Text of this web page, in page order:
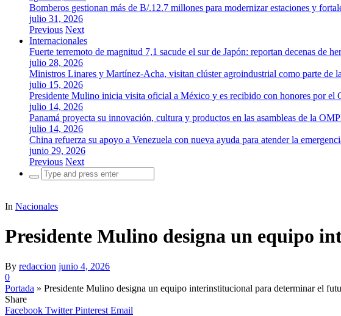
Bomberos gestionan más de B/.12.7 millones para modernizar estaciones y
julio 31, 2026
Previous Next
Internacionales
Fuerte terremoto de magnitud 7,1 sacude el sur de Japón: reportan decenas de
julio 28, 2026
Ministros Linares y Martínez-Acha, visitan clúster agroindustrial como parte de
julio 15, 2026
Presidente Mulino inicia visita oficial a México y es recibido con honores por el
julio 14, 2026
Panamá proyecta su innovación, cultura y productos en las asambleas de la
julio 14, 2026
China refuerza su apoyo a Venezuela con nueva ayuda para atender la
junio 29, 2026
Previous Next
Search
for:
In Nacionales
Presidente Mulino designa un equipo
By redaccion junio 4, 2026
0
Portada » Presidente Mulino designa un equipo interinstitucional para determinar el
Share
Facebook Twitter Pinterest Email